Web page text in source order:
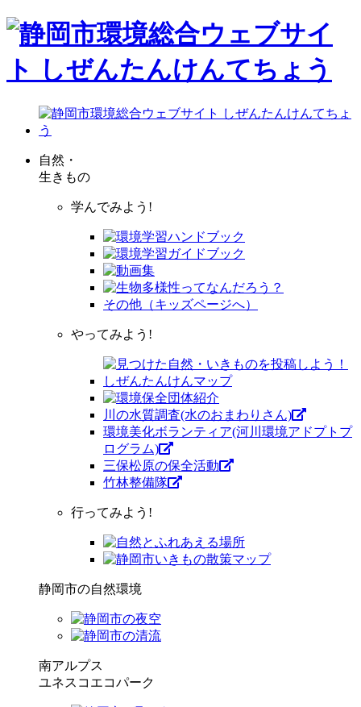
自然・
生きもの
学んでみよう!
その他（キッズページへ）
やってみよう!
川の水質調査(水のおまわりさん)
環境美化ボランティア(河川環境アドプトプ
ログラム)
三保松原の保全活動
竹林整備隊
行ってみよう!
静岡市の自然環境
南アルプス
ユネスコエコパーク